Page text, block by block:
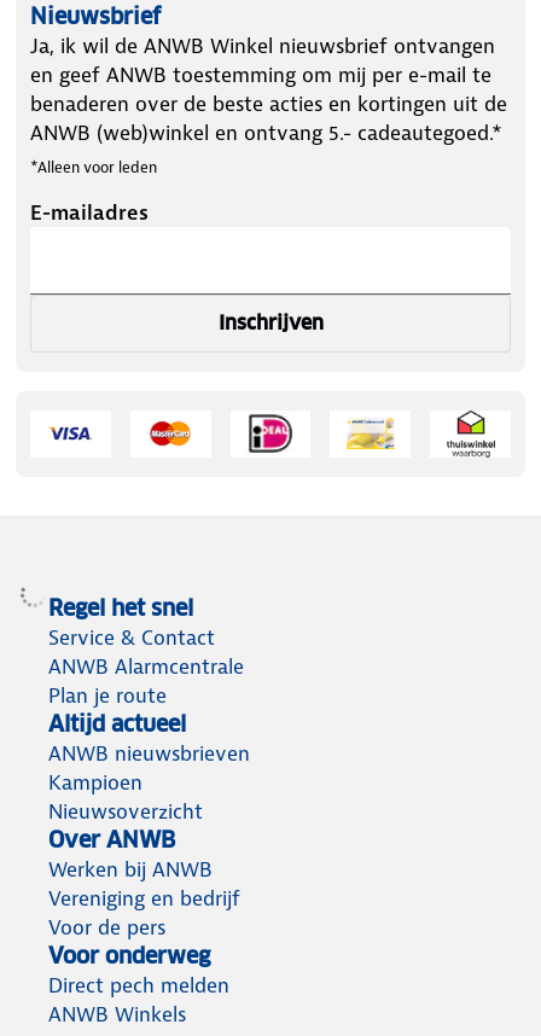
Nieuwsbrief
Ja, ik wil de ANWB Winkel nieuwsbrief ontvangen
en geef ANWB toestemming om mij per e-mail te
benaderen over de beste acties en kortingen uit de
ANWB (web)winkel en ontvang 5.- cadeautegoed.*
*Alleen voor leden
E-mailadres
Inschrijven
Regel het snel
Service & Contact
ANWB Alarmcentrale
Plan je route
Altijd actueel
ANWB nieuwsbrieven
Kampioen
Nieuwsoverzicht
Over ANWB
Werken bij ANWB
Vereniging en bedrijf
Voor de pers
Voor onderweg
Direct pech melden
ANWB Winkels